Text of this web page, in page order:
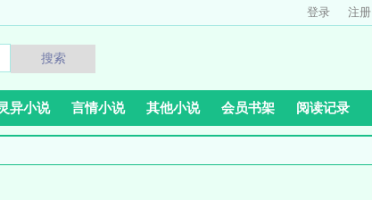
登录 注册
搜索
异小说 言情小说 其他小说 会员书架 阅读记录